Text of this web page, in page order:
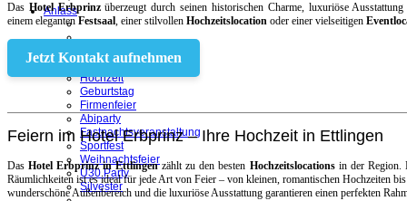
Anlass
Events
Hochzeit
Geburtstag
Firmenfeier
Abiparty
Fastnachtsveranstaltung
Sportfest
Weihnachtsfeier
Ü30 Party
Silvester
Das Hotel Erbprinzüberzeugt durch seinen historischen Charme, luxuriöse
einem eleganten Festsaal, einer stilvollen Hochzeitslocation oder einer vielseitigen
Jetzt Kontakt aufnehmen
Feiern im Hotel Erbprinz – Ihre Hochzeit in Ettlingen
DasHotel Erbprinz in Ettlingenzählt zu den besten Hochzeitslocationsin der Region.
Räumlichkeiten ist es ideal für jede Art von Feier – von kleinen, romantischen Hochzeiten
wunderschöne Außenbereich und die luxuriöse Ausstattung garantieren einen perfekten